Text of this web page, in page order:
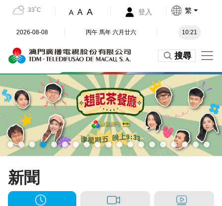
33˚C A A A 登入 繁
2026-08-08 丙午 馬年 六月廿六 10:21
搜尋
澳門廣播電視股
份有限公司 - 首
頁
趨記茶餐廳
新聞